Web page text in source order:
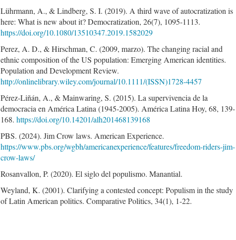
Lührmann, A., & Lindberg, S. I. (2019). A third wave of autocratization is
here: What is new about it? Democratization, 26(7), 1095-1113.
https://doi.org/10.1080/13510347.2019.1582029
Perez, A. D., & Hirschman, C. (2009, marzo). The changing racial and
ethnic composition of the US population: Emerging American identities.
Population and Development Review.
http://onlinelibrary.wiley.com/journal/10.1111/(ISSN)1728-4457
Pérez-Liñán, A., & Mainwaring, S. (2015). La supervivencia de la
democracia en América Latina (1945-2005). América Latina Hoy, 68, 139-
168.https://doi.org/10.14201/alh201468139168
PBS. (2024). Jim Crow laws. American Experience.
https://www.pbs.org/wgbh/americanexperience/features/freedom-riders-jim-
crow-laws/
Rosanvallon, P. (2020). El siglo del populismo. Manantial.
Weyland, K. (2001). Clarifying a contested concept: Populism in the study
of Latin American politics. Comparative Politics, 34(1), 1-22.